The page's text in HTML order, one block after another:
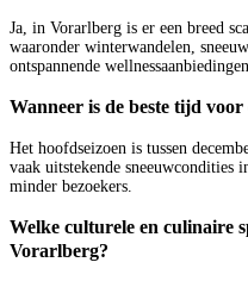
Ja, in Vorarlberg is er een breed
waaronder winterwandelen,
ontspannende
Wanneer is de beste tijd
Het hoofdseizoen is tussen
vaak uitstekende sneeuwcondities
minder bezoekers.
Welke culturele en culinaire
Vorarlberg?